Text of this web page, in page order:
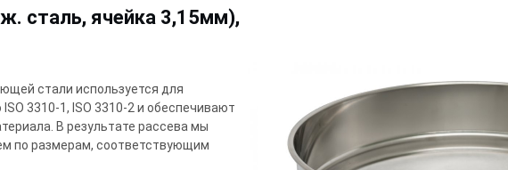
сталь, ячейка 3,15мм),
стали используется для
3310-1, ISO 3310-2 и обеспечивают
В результате рассева мы
по размерам, соответствующим